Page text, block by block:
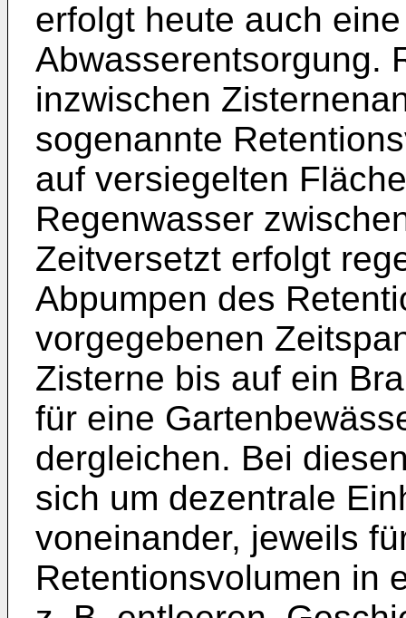
erfolgt heute auch
Abwasserentsorgung.
inzwischen
sogenannte
auf versiegelten
Regenwasser
Zeitversetzt erfolgt
Abpumpen des
vorgegebenen
Zisterne bis auf ein
für eine
dergleichen. Bei
sich um dezentrale
voneinander, jeweils
Retentionsvolumen in